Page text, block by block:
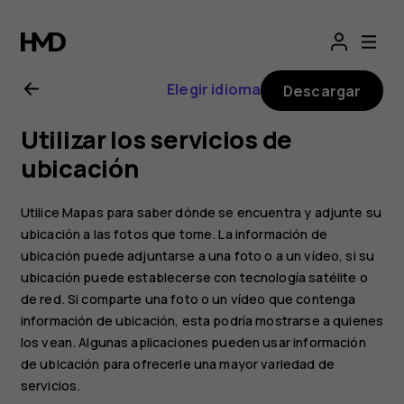
Guía
del
usuario
de
Nokia
2.1
Elegir idioma Descargar
Utilizar los servicios de
ubicación
Utilice Mapas para saber dónde se encuentra y adjunte su
ubicación a las fotos que tome. La información de
ubicación puede adjuntarse a una foto o a un vídeo, si su
ubicación puede establecerse con tecnología satélite o
de red. Si comparte una foto o un vídeo que contenga
información de ubicación, esta podría mostrarse a quienes
los vean. Algunas aplicaciones pueden usar información
de ubicación para ofrecerle una mayor variedad de
servicios.